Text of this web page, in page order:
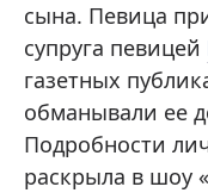
сына. Певица
супруга певицей
газетных
обманывали ее
Подробности
раскрыла в шоу «